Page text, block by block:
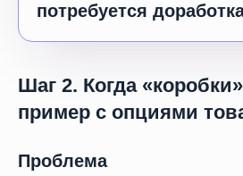
потребуется
Шаг 2. Когда
пример с опциями
Проблема